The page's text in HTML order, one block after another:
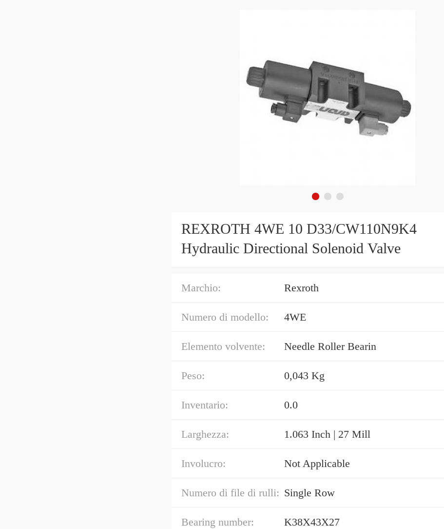
REXROTH 4WE 10 D33/CW110N9K4
Hydraulic Directional Solenoid Valve
Marchio: Rexroth
Numero di modello: 4WE
Elemento volvente: Needle Roller Bearin
Peso: 0,043 Kg
Inventario: 0.0
Larghezza: 1.063 Inch | 27 Mill
Involucro: Not Applicable
Numero di file di rulli: Single Row
Bearing number: K38X43X27